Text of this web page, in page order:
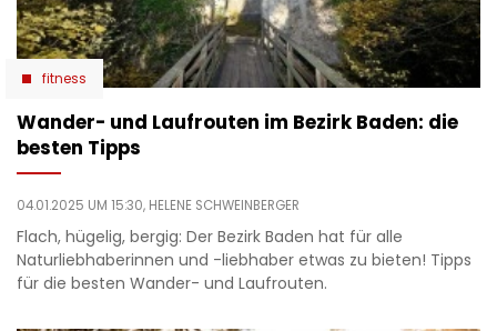
fitness
Wander- und Laufrouten im Bezirk Baden: die
besten Tipps
04.01.2025 UM 15:30, HELENE SCHWEINBERGER
Flach, hügelig, bergig: Der Bezirk Baden hat für alle
Naturliebhaberinnen und -liebhaber etwas zu bieten! Tipps
für die besten Wander- und Laufrouten.